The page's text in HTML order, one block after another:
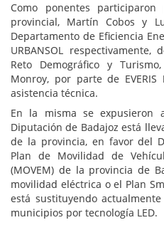
Como ponentes
provincial, Martín Cobos y
Departamento de Eficiencia
URBANSOL
Reto Demográfico y
Monroy, por parte de EVERIS
asistencia técnica.
En la misma se expusieron
Diputación de Badajoz está
de la provincia, en favor del
Plan de Movilidad de
(MOVEM) de la provincia de
movilidad eléctrica o el Plan
está sustituyendo
municipios por tecnología LED.